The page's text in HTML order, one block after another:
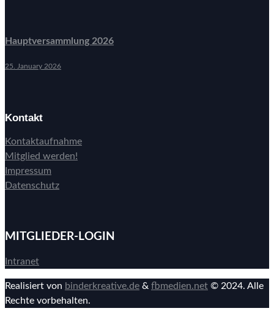
Hauptversammlung 2026
25. January 2026
Kontakt
Kontaktaufnahme
Mitglied werden!
Impressum
Datenschutz
MITGLIEDER-LOGIN
Intranet
Realisiert von binderkreative.de & fbmedien.net © 2024. Alle
Rechte vorbehalten.